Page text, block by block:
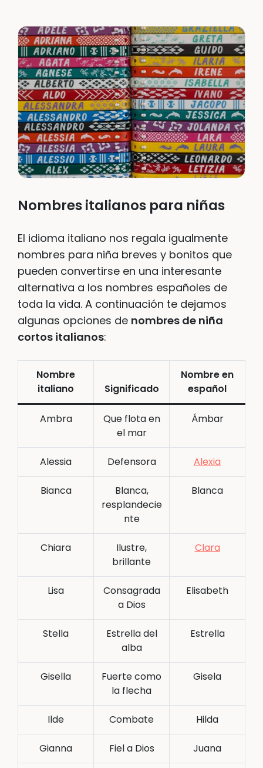
Nombres italianos para niñas
El idioma italiano nos regala igualmente
nombres para niña breves y bonitos que
pueden convertirse en una interesante
alternativa a los nombres españoles de
toda la vida. A continuación te dejamos
algunas opciones de nombres de niña
cortos italianos:
Nombre
italiano
Significado
Nombre en
español
Ambra
Que flota en
el mar
Ámbar
Alessia Defensora Alexia
Bianca
Blanca,
resplandecie
nte
Blanca
Chiara
Ilustre,
brillante
Clara
Lisa
Consagrada
a Dios
Elisabeth
Stella
Estrella del
alba
Estrella
Gisella
Fuerte como
la flecha
Gisela
Ilde Combate Hilda
Gianna Fiel a Dios Juana